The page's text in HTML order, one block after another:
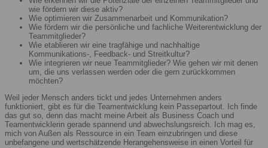
wie fördern wir diese aktiv?
Wie optimieren wir Zusammenarbeit und Kommunikation?
Wie fördern wir die persönliche und fachliche Weiterentwicklung der
Teammitglieder?
Wie etablieren wir eine tragfähige und nachhaltige
Kommunikations-, Feedback- und Streitkultur?
Wie integrieren wir neue Teammitglieder? Wie gehen wir mit denen
um, die uns verlassen werden oder die gern zurückkommen
möchten?
Weil jeder Mensch anders tickt und jedes Unternehmen anders
funktioniert, gibt es für die Teamentwicklung kein Passepartout. Ich finde
das gut so, denn das macht meine Arbeit als Business Coach und
Teamentwicklerin gerade spannend und abwechslungsreich. Ich mag es,
mich von Außen als Ressource in ein Team einzubringen und diese
unbefangene und wertschätzende Herangehensweise in einen Vorteil für